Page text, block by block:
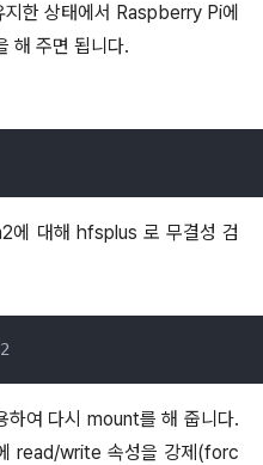
한 상태에서 Raspberry Pi에
해 주면 됩니다.
에 대해 hfsplus 로 무결성 검
여 다시 mount를 해 줍니다.
read/write 속성을 강제(forc